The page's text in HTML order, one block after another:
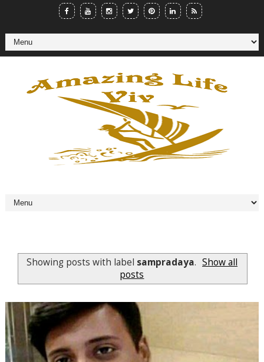
Showing posts with label sampradaya. Show all
posts